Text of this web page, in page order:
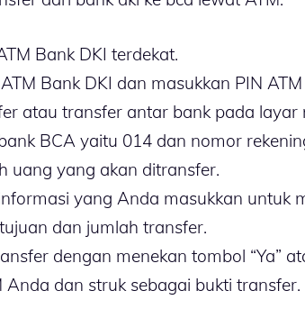
Bank DKI terdekat.
Bank DKI dan masukkan PIN
atau transfer antar bank pada layar
BCA yaitu 014 dan nomor
uang yang akan ditransfer.
yang Anda masukkan untuk
dan jumlah transfer.
dengan menekan tombol “Ya”
Anda dan struk sebagai bukti transfer.